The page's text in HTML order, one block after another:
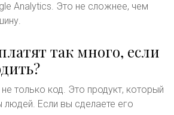
Analytics. Это не сложнее, чем
так много, если
только код. Это продукт, который
людей. Если вы сделаете его